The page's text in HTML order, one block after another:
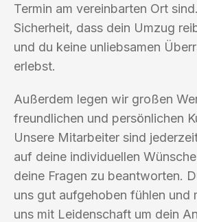
Termin am vereinbarten Ort
Sicherheit, dass dein Umzug
und du keine unliebsamen
erlebst.
Außerdem legen wir großen
freundlichen und persönlichen
Unsere Mitarbeiter sind
auf deine individuellen
deine Fragen zu beantworten.
uns gut aufgehoben fühlen und
uns mit Leidenschaft um dein